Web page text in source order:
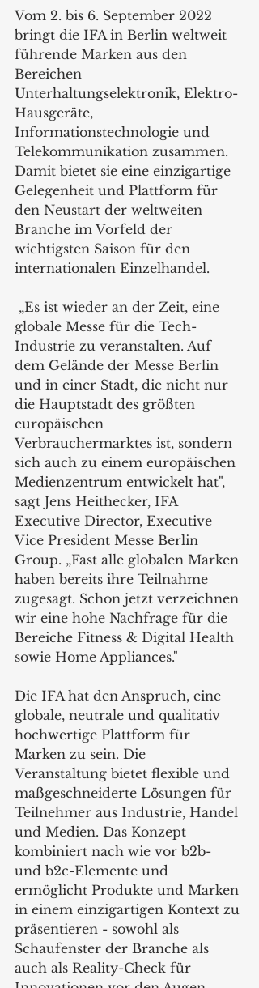
Vom 2. bis 6. September 2022
bringt die IFA in Berlin weltweit
führende Marken aus den
Bereichen
Unterhaltungselektronik, Elektro-
Hausgeräte,
Informationstechnologie und
Telekommunikation zusammen.
Damit bietet sie eine einzigartige
Gelegenheit und Plattform für
den Neustart der weltweiten
Branche im Vorfeld der
wichtigsten Saison für den
internationalen Einzelhandel.
globale Messe für die Tech-
Industrie zu veranstalten. Auf
dem Gelände der Messe Berlin
und in einer Stadt, die nicht nur
die Hauptstadt des größten
europäischen
Verbrauchermarktes ist, sondern
sich auch zu einem europäischen
Medienzentrum entwickelt hat",
sagt Jens Heithecker, IFA
Executive Director, Executive
Vice President Messe Berlin
Group. „Fast alle globalen Marken
haben bereits ihre Teilnahme
zugesagt. Schon jetzt verzeichnen
wir eine hohe Nachfrage für die
Bereiche Fitness & Digital Health
sowie Home Appliances."
Die IFA hat den Anspruch, eine
globale, neutrale und qualitativ
hochwertige Plattform für
Marken zu sein. Die
Veranstaltung bietet flexible und
maßgeschneiderte Lösungen für
Teilnehmer aus Industrie, Handel
und Medien. Das Konzept
kombiniert nach wie vor b2b-
und b2c-Elemente und
ermöglicht Produkte und Marken
in einem einzigartigen Kontext zu
präsentieren - sowohl als
Schaufenster der Branche als
auch als Reality-Check für